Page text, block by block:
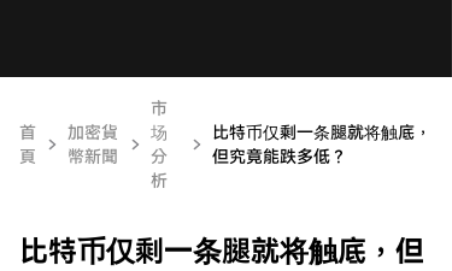
首
頁
加密貨
幣新聞
市
场
分
析
比特币仅剩一条腿就将触底，
但究竟能跌多低？
比特币仅剩一条腿就将触底，但